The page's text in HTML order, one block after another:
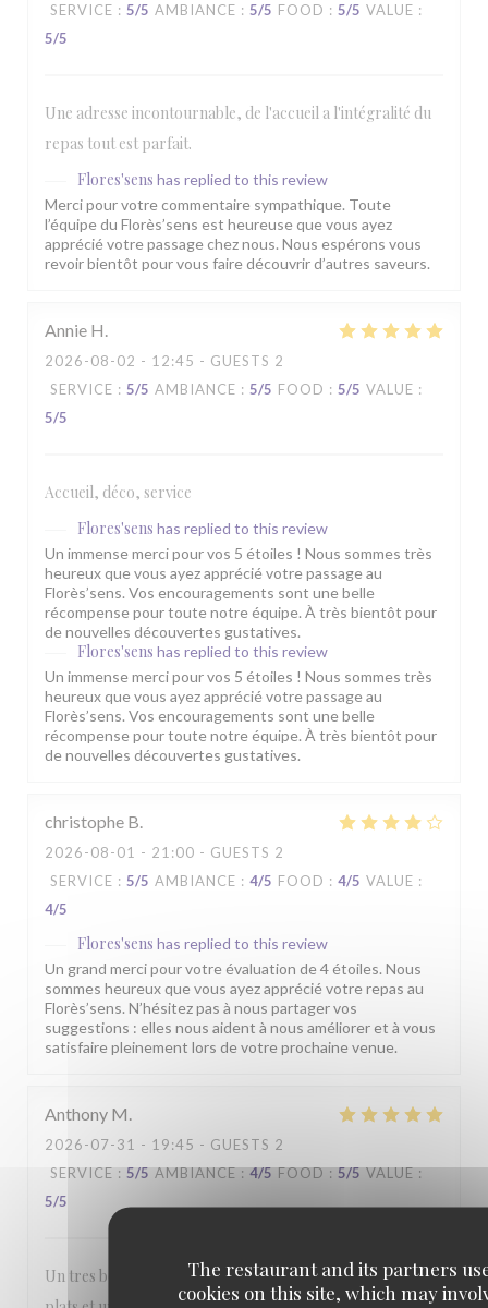
The restaurant and its partners
cookies on this site, which may
SERVICE : 5/5 AMBIANCE : 5/5 FOOD : 5/5 VALUE :
5/5
Une adresse incontournable, de l'accueil a l'intégralité du
repas tout est parfait.
Flores'sens has replied to this review
Merci pour votre commentaire sympathique. Toute
l’équipe du Florès’sens est heureuse que vous ayez
apprécié votre passage chez nous. Nous espérons vous
revoir bientôt pour vous faire découvrir d’autres saveurs.
Annie H
2026-08-02 - 12:45 - GUESTS 2
SERVICE : 5/5 AMBIANCE : 5/5 FOOD : 5/5 VALUE :
5/5
Accueil, déco, service
Flores'sens has replied to this review
Un immense merci pour vos 5 étoiles ! Nous sommes très
heureux que vous ayez apprécié votre passage au
Florès’sens. Vos encouragements sont une belle
récompense pour toute notre équipe. À très bientôt pour
de nouvelles découvertes gustatives.
Flores'sens has replied to this review
Un immense merci pour vos 5 étoiles ! Nous sommes très
heureux que vous ayez apprécié votre passage au
Florès’sens. Vos encouragements sont une belle
récompense pour toute notre équipe. À très bientôt pour
de nouvelles découvertes gustatives.
christophe B
2026-08-01 - 21:00 - GUESTS 2
SERVICE : 5/5 AMBIANCE : 4/5 FOOD : 4/5 VALUE :
4/5
Flores'sens has replied to this review
Un grand merci pour votre évaluation de 4 étoiles. Nous
sommes heureux que vous ayez apprécié votre repas au
Florès’sens. N’hésitez pas à nous partager vos
suggestions : elles nous aident à nous améliorer et à vous
satisfaire pleinement lors de votre prochaine venue.
Anthony M
2026-07-31 - 19:45 - GUESTS 2
SERVICE: 5/5 AMBIANCE: 4/5 FOOD: 5/5 VALUE:
5/5
Un tres bon rapport qualité prix. Belle presentation des